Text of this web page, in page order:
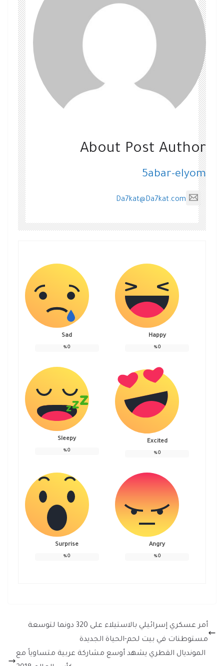
About Post Author
5abar-elyom
Da7kat@Da7kat.com
Happy
0
%
Sad
0
%
Excited
0
%
Sleepy
0
%
Angry
0
%
Surprise
0
%
أمر عسكري إسرائيلي بالاستيلاء على 320 دونما لتوسعة
مستوطنات في بيت لحم-الحياة الجديدة
المونديال القطري يشهد أوسع مشاركة عربية متساوياً مع